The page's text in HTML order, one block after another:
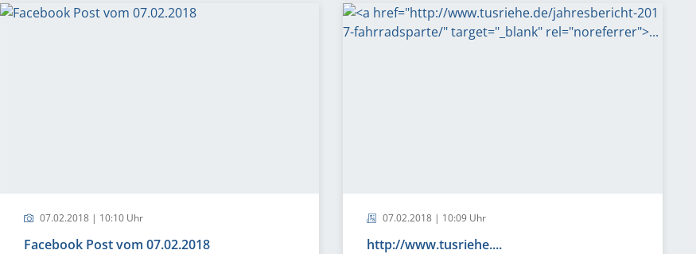
07.02.2018 | 10:10 Uhr
Facebook Post vom 07.02.2018
07.02.2018 | 10:09 Uhr
http://www.tusriehe....